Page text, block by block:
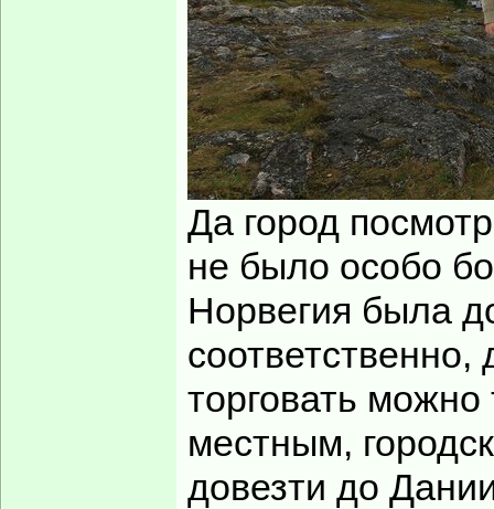
Да город
не было особо
Норвегия была
соответственно,
торговать
местным,
довезти до